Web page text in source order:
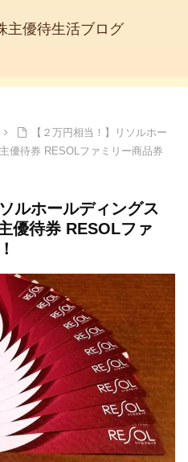
主優待生活ブログ
【２万円相当！】リソルホー
優待券 RESOLファミリー商品券
ルホールディングス
優待券 RESOLファ